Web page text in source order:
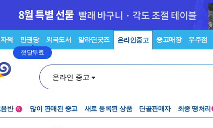
책 만권당
첫달무료
외국도서 알라딘굿즈 온라인중고 중고매장 우주점
온라인 중고
반
N 많이 판매된 중고 새로 등록된 상품 단골판매자 최종 땡처리